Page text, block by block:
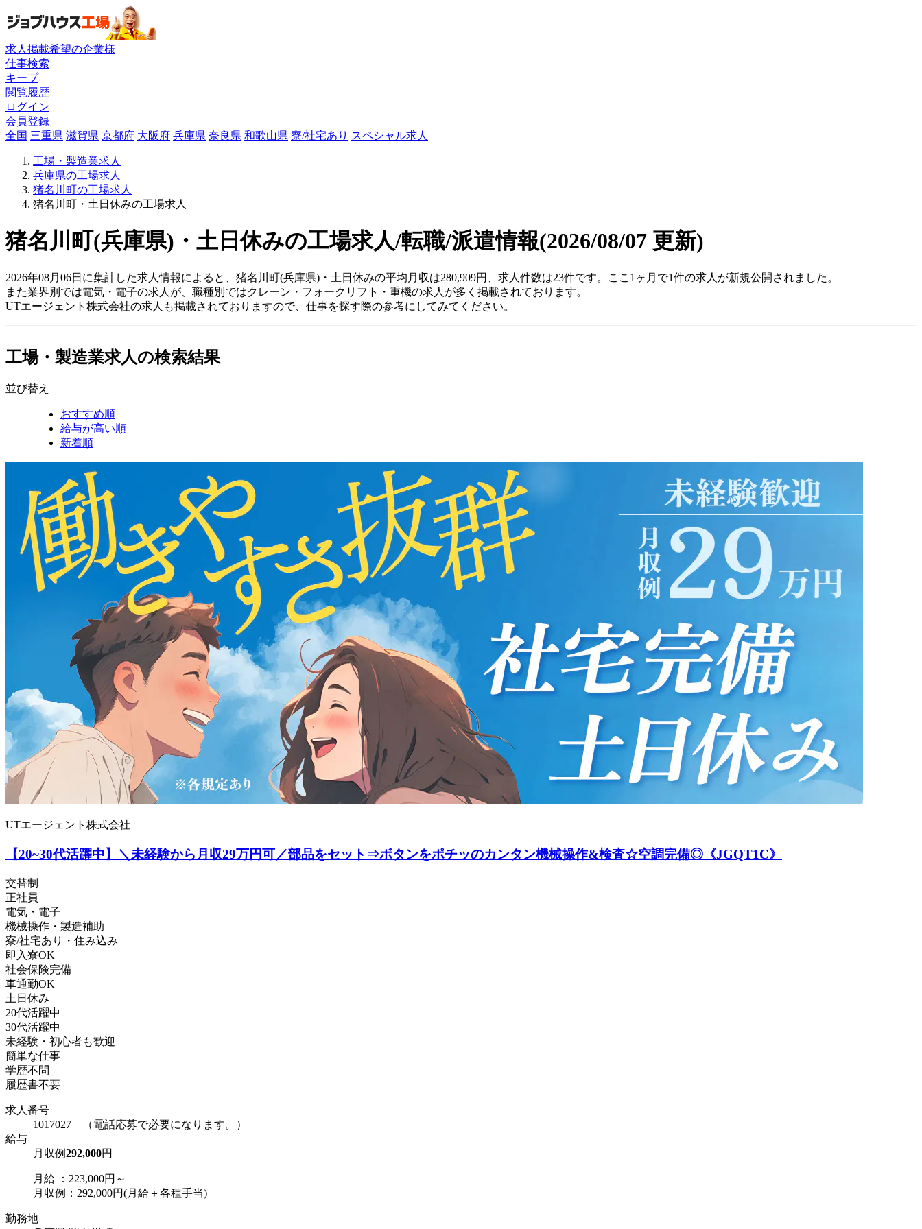
求人掲載希望の企業様
仕事検索
キープ
閲覧履歴
ログイン
会員登録
全国 三重県 滋賀県 京都府 大阪府 兵庫県 奈良県 和歌山県 寮/社宅あり スペシャル求人
工場・製造業求人
兵庫県の工場求人
猪名川町の工場求人
猪名川町・土日休みの工場求人
猪名川町(兵庫県)・土日休みの工場求人/転職/派遣情報(2026/08/07 更新)
2026年08月06日に集計した求人情報によると、猪名川町(兵庫県)・土日休みの平均月収は280,909円、求人件数は23件です。ここ1ヶ月で1件の求人が新規公開されました。
また業界別では電気・電子の求人が、職種別ではクレーン・フォークリフト・重機の求人が多く掲載されております。
UTエージェント株式会社の求人も掲載されておりますので、仕事を探す際の参考にしてみてください。
工場・製造業求人の検索結果
並び替え
おすすめ順
給与が高い順
新着順
UTエージェント株式会社
【20~30代活躍中】＼未経験から月収29万円可／部品をセット⇒ボタンをポチッのカンタン機械操作&検査☆空調完備◎《JGQT1C》
交替制
正社員
電気・電子
機械操作・製造補助
寮/社宅あり・住み込み
即入寮OK
社会保険完備
車通勤OK
土日休み
20代活躍中
30代活躍中
未経験・初心者も歓迎
簡単な仕事
学歴不問
履歴書不要
求人番号
1017027 （電話応募で必要になります。）
給与
月収例292,000円
月給 ：223,000円～
月収例：292,000円(月給＋各種手当)
勤務地